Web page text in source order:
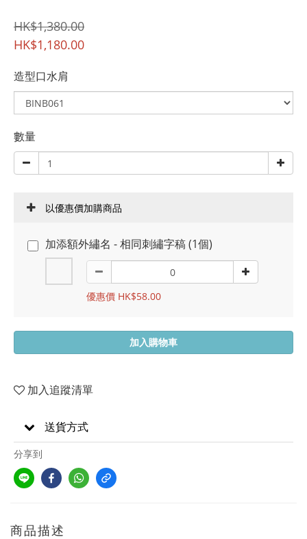
HK$1,380.00
HK$1,180.00
造型口水肩
數量
以優惠價加購商品
加添額外繡名 - 相同刺繡字稿 (1個)
優惠價 HK$58.00
加入購物車
加入追蹤清單
送貨方式
分享到
商品描述